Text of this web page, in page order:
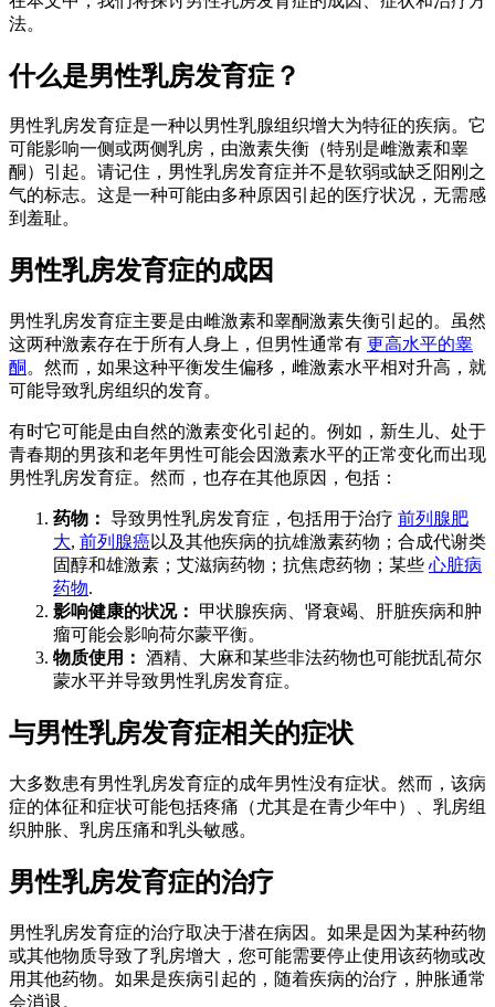
法。
什么是男性乳房发育症？
男性乳房发育症是一种以男性乳腺组织增大为特征的疾病。它
可能影响一侧或两侧乳房，由激素失衡（特别是雌激素和睾
酮）引起。请记住，男性乳房发育症并不是软弱或缺乏阳刚之
气的标志。这是一种可能由多种原因引起的医疗状况，无需感
到羞耻。
男性乳房发育症的成因
男性乳房发育症主要是由雌激素和睾酮激素失衡引起的。虽然
这两种激素存在于所有人身上，但男性通常有 更高水平的睾
酮 。然而，如果这种平衡发生偏移，雌激素水平相对升高，就
可能导致乳房组织的发育。
有时它可能是由自然的激素变化引起的。例如，新生儿、处于
青春期的男孩和老年男性可能会因激素水平的正常变化而出现
男性乳房发育症。然而，也存在其他原因，包括：
药物： 导致男性乳房发育症，包括用于治疗 前列腺肥
大, 前列腺癌以及其他疾病的抗雄激素药物；合成代谢类
固醇和雄激素；艾滋病药物；抗焦虑药物；某些 心脏病
药物.
影响健康的状况：
甲状腺疾病、肾衰竭、肝脏疾病和肿
瘤可能会影响荷尔蒙平衡。
物质使用： 酒精、大麻和某些非法药物也可能扰乱荷尔
蒙水平并导致男性乳房发育症。
与男性乳房发育症相关的症状
大多数患有男性乳房发育症的成年男性没有症状。然而，该病
症的体征和症状可能包括疼痛（尤其是在青少年中）、乳房组
织肿胀、乳房压痛和乳头敏感。
男性乳房发育症的治疗
男性乳房发育症的治疗取决于潜在病因。如果是因为某种药物
或其他物质导致了乳房增大，您可能需要停止使用该药物或改
用其他药物。如果是疾病引起的，随着疾病的治疗，肿胀通常
会消退。